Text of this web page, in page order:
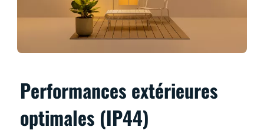
Performances extérieures
optimales (IP44)